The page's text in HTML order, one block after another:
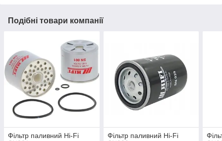
Подібні товари компанії
Фільтр паливний Hi-Fi
Фільтр паливний Hi-Fi